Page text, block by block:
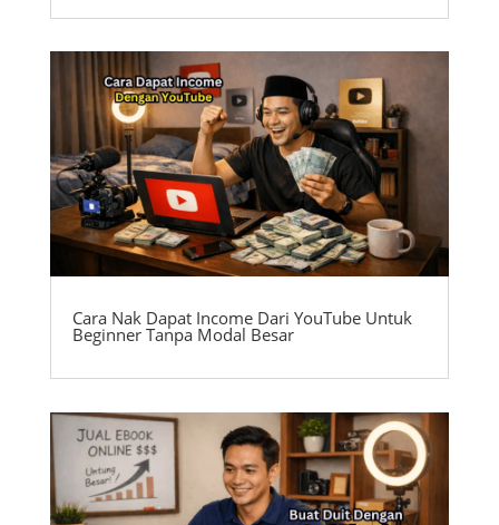
Cara Nak Dapat Income Dari YouTube Untuk
Beginner Tanpa Modal Besar